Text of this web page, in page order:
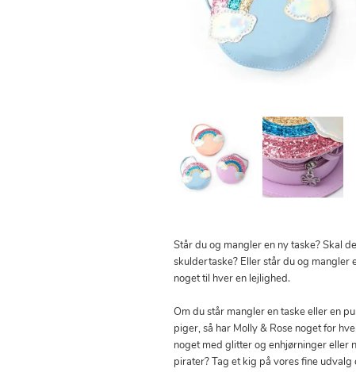
Står du og mangler en ny taske? Skal
skuldertaske? Eller står du og mangler
noget til hver en lejlighed.
Om du står mangler en taske eller en
piger, så har Molly & Rose noget for
noget med glitter og enhjørninger eller
pirater? Tag et kig på vores fine udvalg